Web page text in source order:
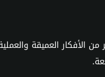
الأفكار العميقة